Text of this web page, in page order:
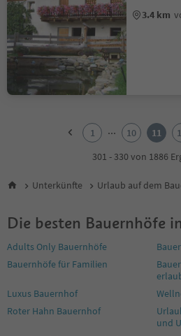
3.4 km
6
9
11
12
14
15
1 ... 10 11
301 - 330 von 1886
Unterkünfte Urlaub auf dem
Die besten Bauernhöfe
Adults Only Bauernhöfe
Bauernhöfe für Familien
Luxus Bauernhof
Roter Hahn Bauernhof
und